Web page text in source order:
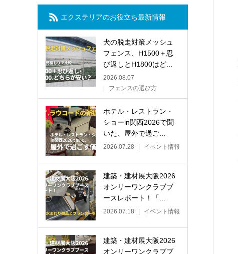
エクステリアのお役立ち最新情報
犬の脱走対策メッシュ
フェンス、H1500＋忍
び返しとH1800はど...
2026.08.07
フェンスの選び方
ホテル・レストラン・
ショーin関西2026で聞
いた、屋外で過ご...
2026.07.28 イベント情報
建築・建材展大阪2026
オンリーワンクラブブ
ースレポート！「...
2026.07.18 イベント情報
建築・建材展大阪2026
オンリーワンクラブブ